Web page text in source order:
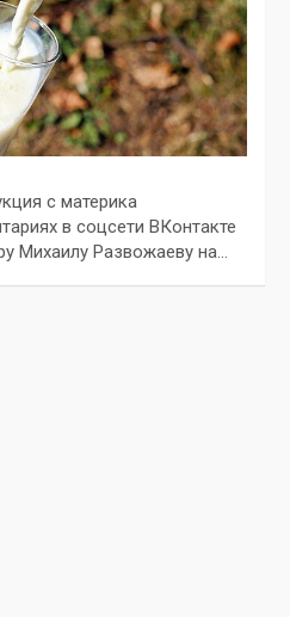
с материка
в соцсети ВКонтакте
Михаилу Развожаеву на…